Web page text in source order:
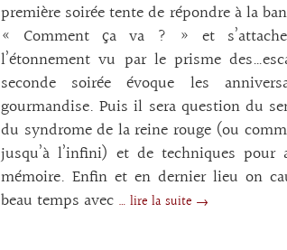
première soirée tente de répondre à la
« Comment ça va ? » et
l’étonnement vu par le prisme
seconde soirée évoque les
gourmandise. Puis il sera question du
du syndrome de la reine rouge (ou
jusqu’à l’infini) et de techniques pour
mémoire. Enfin et en dernier lieu on
beau temps avec … lire la suite →